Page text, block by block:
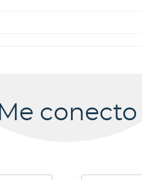
Me conecto